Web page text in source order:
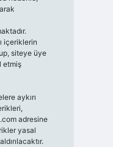
içeriklerin
siteye üye
etmiş
aykırı
adresine
yasal